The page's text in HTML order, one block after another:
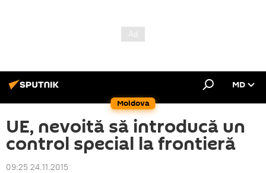
Moldova
MD
UE, nevoită să introducă un
control special la frontieră
09:25 24.11.2015